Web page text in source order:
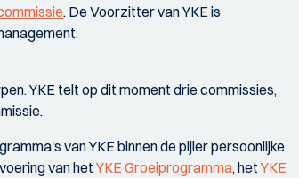
. De Voorzitter van YKE is
YKE telt op dit moment drie commissies,
van YKE binnen de pijler persoonlijke
van het YKE Groeiprogramma, het YKE